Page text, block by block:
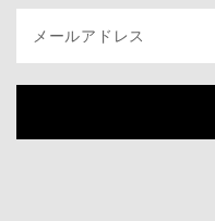
メールアドレス